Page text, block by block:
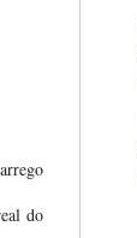
do